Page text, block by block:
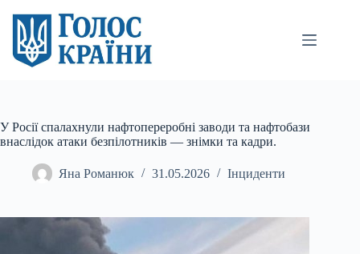
вмісту
У Росії спалахнули нафтопереробні заводи та нафтобази
внаслідок атаки безпілотників — знімки та кадри.
Яна Романюк 31.05.2026 Інциденти